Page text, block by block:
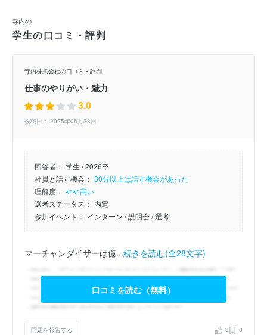
寺内の
学生の口コミ・評判
寺内株式会社の口コミ・評判
仕事のやりがい・魅力
3.0
投稿日： 2025年06月28日
回答者： 学生 / 2026卒
社員と話す機会： 30分以上は話す機会があった
理解度： やや高い
選考ステータス： 内定
参加イベント： インターン / 説明会/ 選考
マーチャンダイザーは億...続きを読む(全28文字)
口コミを読む（無料）
問題を報告する 0 0